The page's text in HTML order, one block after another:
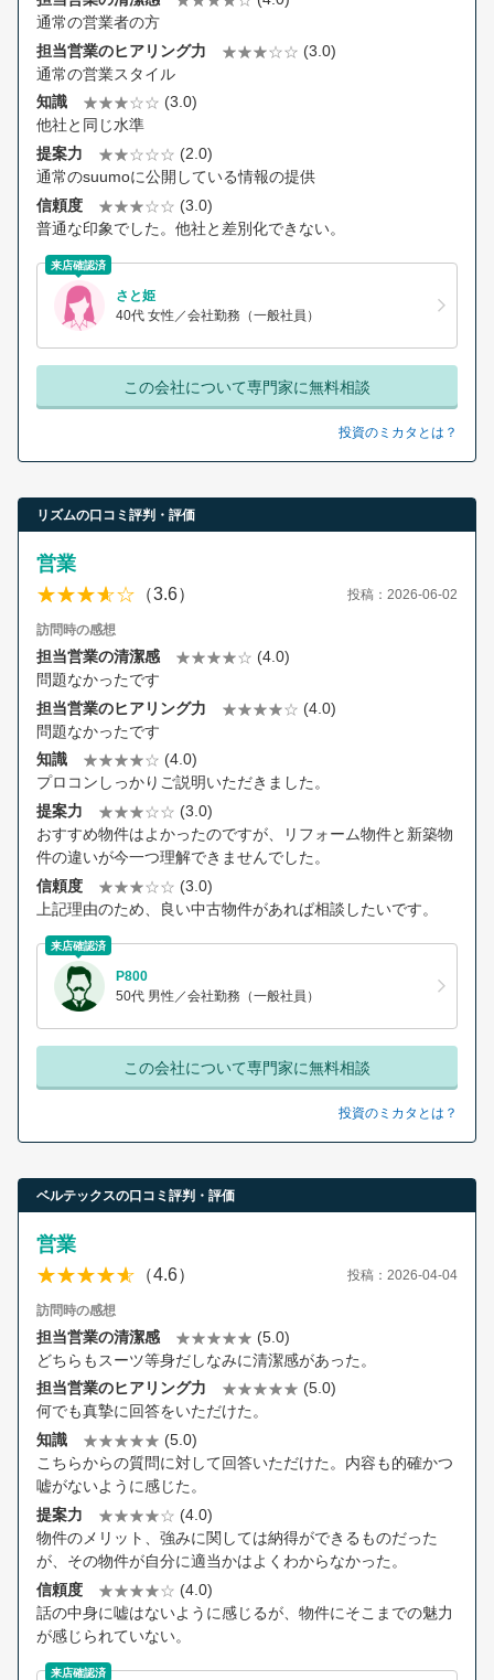
通常の営業者の方
担当営業のヒアリング力
(3.0)
通常の営業スタイル
知識
(3.0)
他社と同じ水準
提案力
(2.0)
通常のsuumoに公開している情報の提供
信頼度
(3.0)
普通な印象でした。他社と差別化できない。
来店確認済
さと姫
40代 女性／会社勤務（一般社員）
この会社について専門家に無料相談
投資のミカタとは？
リズムの口コミ評判・評価
営業
（3.6） 投稿：2026-06-02
訪問時の感想
担当営業の清潔感
(4.0)
問題なかったです
担当営業のヒアリング力
(4.0)
問題なかったです
知識
(4.0)
プロコンしっかりご説明いただきました。
提案力
(3.0)
おすすめ物件はよかったのですが、リフォーム物件と新築物
件の違いが今一つ理解できませんでした。
信頼度
(3.0)
上記理由のため、良い中古物件があれば相談したいです。
来店確認済
P800
50代 男性／会社勤務（一般社員）
この会社について専門家に無料相談
投資のミカタとは？
ベルテックスの口コミ評判・評価
営業
（4.6） 投稿：2026-04-04
訪問時の感想
担当営業の清潔感
(5.0)
どちらもスーツ等身だしなみに清潔感があった。
担当営業のヒアリング力
(5.0)
何でも真摯に回答をいただけた。
知識
(5.0)
こちらからの質問に対して回答いただけた。内容も的確かつ
嘘がないように感じた。
提案力
(4.0)
物件のメリット、強みに関しては納得ができるものだった
が、その物件が自分に適当かはよくわからなかった。
信頼度
(4.0)
話の中身に嘘はないように感じるが、物件にそこまでの魅力
が感じられていない。
来店確認済